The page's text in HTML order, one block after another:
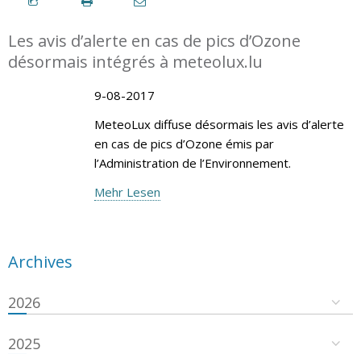
Les avis d’alerte en cas de pics d’Ozone
désormais intégrés à meteolux.lu
9-08-2017
MeteoLux diffuse désormais les avis d’alerte
en cas de pics d’Ozone émis par
l’Administration de l’Environnement.
Mehr Lesen
Archives
2026
2025